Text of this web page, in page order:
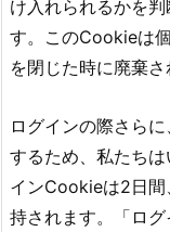
け入れられるかを
す。このCookieは
を閉じた時に廃棄さ
ログインの際さら
するため、私たち
インCookieは2日
持されます。「ロ